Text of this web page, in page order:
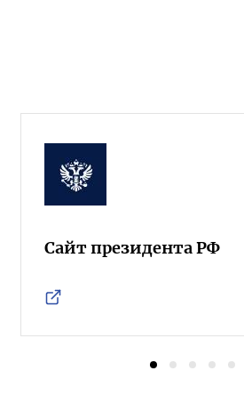
Сайт президента РФ